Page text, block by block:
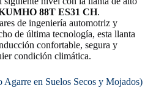
88T ES31 CH.
de ingeniería automotriz y
de última tecnología, esta llanta
confortable, segura y
condición climática.
en Suelos Secos y Mojados)